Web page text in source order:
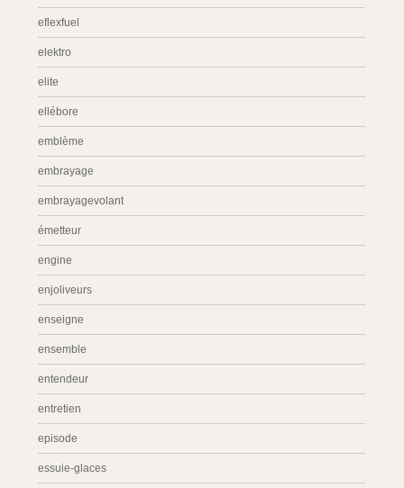
eflexfuel
elektro
elite
ellébore
emblème
embrayage
embrayagevolant
émetteur
engine
enjoliveurs
enseigne
ensemble
entendeur
entretien
episode
essuie-glaces